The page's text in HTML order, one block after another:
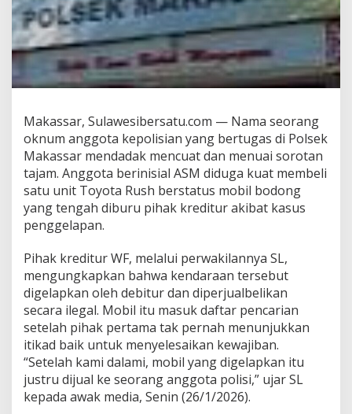
g
u
r
o
n
L
e
a
s
i
n
g
k
n
u
m
P
l
i
s
i
M
a
Makassar, Sulawesibersatu.com — Nama seorang
oknum anggota kepolisian yang bertugas di Polsek
Makassar mendadak mencuat dan menuai sorotan
tajam. Anggota berinisial ASM diduga kuat membeli
satu unit Toyota Rush berstatus mobil bodong
yang tengah diburu pihak kreditur akibat kasus
penggelapan.
Pihak kreditur WF, melalui perwakilannya SL,
mengungkapkan bahwa kendaraan tersebut
digelapkan oleh debitur dan diperjualbelikan
secara ilegal. Mobil itu masuk daftar pencarian
setelah pihak pertama tak pernah menunjukkan
itikad baik untuk menyelesaikan kewajiban.
“Setelah kami dalami, mobil yang digelapkan itu
justru dijual ke seorang anggota polisi,” ujar SL
kepada awak media, Senin (26/1/2026).